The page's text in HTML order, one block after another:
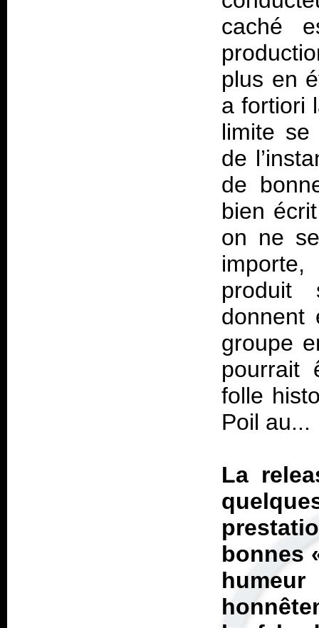
caché
plus en
a fortiori
limite se
de
de
bien
on ne
produit
donnent
groupe
pourrait
folle
Poil au...
La
bonnes